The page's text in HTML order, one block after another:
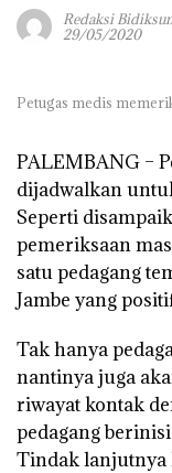
Redaksi
29/05/2020
Petugas medis
PALEMBANG –
dijadwalkan
Seperti
pemeriksaan
satu pedagang
Jambe yang
Tak hanya
nantinya juga
riwayat kontak
pedagang
Tindak lanjutnya